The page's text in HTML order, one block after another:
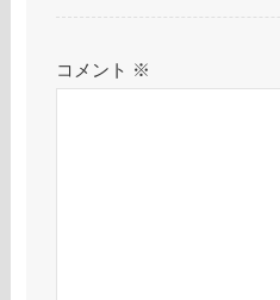
コメント ※